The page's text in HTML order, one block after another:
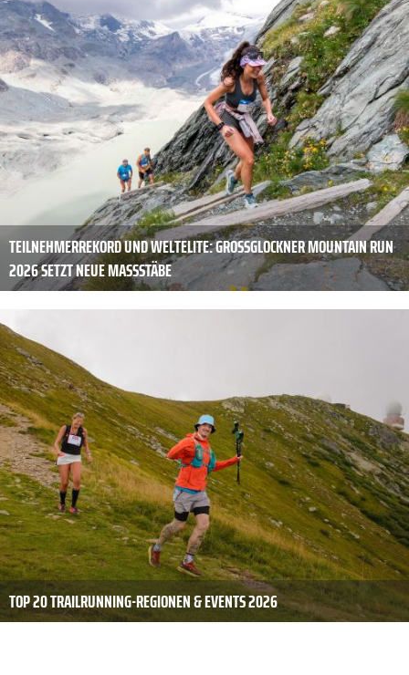
TEILNEHMERREKORD UND WELTELITE: GROSSGLOCKNER MOUNTAIN RUN 2
026 SETZT NEUE MASSSTÄBE
TOP 20 TRAILRUNNING-REGIONEN & EVENTS 2026